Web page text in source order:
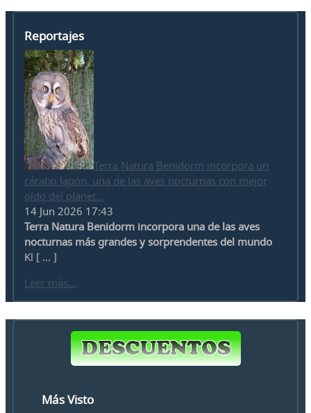
Reportajes
Terra Natura Benidorm incorpora un
cárabo lapón, una de las aves nocturnas con mejor
oído del planet...
14 Jun 2026 17:43
Terra Natura Benidorm incorpora una de las aves
nocturnas más grandes y sorprendentes del mundo
Kl [ ... ]
Leer más...
Más Visto